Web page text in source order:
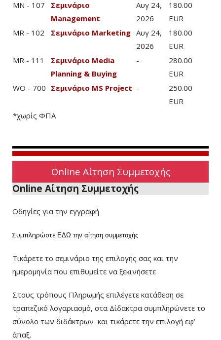
MN - 107
Σεμινάριο
Management
Αυγ 24,
2026
180.00
EUR
MR - 102
Σεμινάριο Marketing Αυγ 24,
2026
180.00
EUR
MR - 111
Σεμινάριο Media
Planning & Buying
-
280.00
EUR
WO - 700 Σεμινάριο MS Project -
250.00
EUR
*χωρίς ΦΠΑ
Online Αίτηση Συμμετοχής
Online Αίτηση Συμμετοχής
Οδηγίες για την εγγραφή
Συμπληρώστε ΕΔΩ την αίτηση συμμετοχής
Τικάρετε το σεμινάριο της επιλογής σας και την
ημερομηνία που επιθυμείτε να ξεκινήσετε
Στους τρόπους Πληρωμής επιλέγετε κατάθεση σε
τραπεζικό λογαριασμό, στα Δίδακτρα συμπληρώνετε το
σύνολο των διδάκτρων και τικάρετε την επιλογή εφ’
άπαξ.